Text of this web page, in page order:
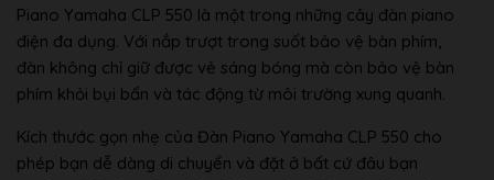
Piano Yamaha CLP 550 là một trong những cây đàn piano
điện đa dụng. Với nắp trượt trong suốt bảo vệ bàn phím,
đàn không chỉ giữ được vẻ sáng bóng mà còn bảo vệ bàn
phím khỏi bụi bẩn và tác động từ môi trường xung quanh.
Kích thước gọn nhẹ của Đàn Piano Yamaha CLP 550 cho
phép bạn dễ dàng di chuyển và đặt ở bất cứ đâu bạn